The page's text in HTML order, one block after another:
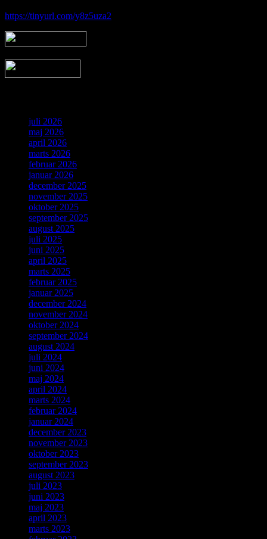
https://tinyurl.com/y8z5uza2
juli 2026
maj 2026
april 2026
marts 2026
februar 2026
januar 2026
december 2025
november 2025
oktober 2025
september 2025
august 2025
juli 2025
juni 2025
april 2025
marts 2025
februar 2025
januar 2025
december 2024
november 2024
oktober 2024
september 2024
august 2024
juli 2024
juni 2024
maj 2024
april 2024
marts 2024
februar 2024
januar 2024
december 2023
november 2023
oktober 2023
september 2023
august 2023
juli 2023
juni 2023
maj 2023
april 2023
marts 2023